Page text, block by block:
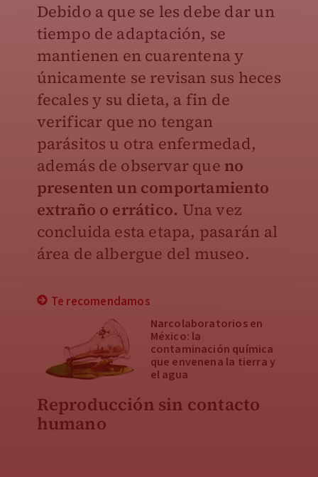
Debido a que se les debe dar un
tiempo de adaptación, se
mantienen en cuarentena y
únicamente se revisan sus heces
fecales y su dieta, a fin de
verificar que no tengan
parásitos u otra enfermedad,
además de observar que no
presenten un comportamiento
extraño o errático. Una vez
concluida esta etapa, pasarán al
área de albergue del museo.
Te recomendamos
Narcolaboratorios en
México: la
contaminación química
que envenena la tierra y
el agua
Reproducción sin contacto
humano